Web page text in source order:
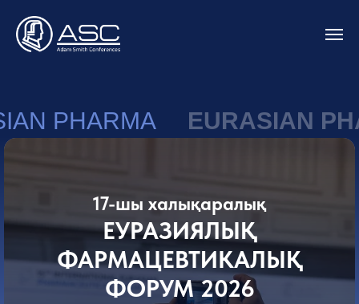
PHARMA
EURASIAN
17-шы халықаралық
ЕУРАЗИЯЛЫҚ
ФАРМАЦЕВТИКАЛЫҚ
ФОРУМ 2026